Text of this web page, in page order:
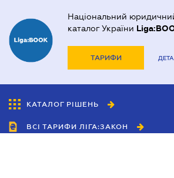
Національний
каталог України
ТАРИФИ
КАТАЛОГ РІШЕНЬ
ВСІ ТАРИФИ ЛІГА:ЗАКОН